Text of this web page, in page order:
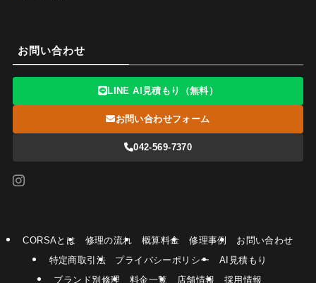
お問い合わせ
LINE AI見積もり（無料）
お問い合わせフォーム
042-569-7370
CORSAとは 修理の流れ 概算料金 修理事例
お問い合わせ
特定商取引法
プライバシーポリシー
AI見積もり
ブランド別修理
料金一覧 店舗情報 採用情報